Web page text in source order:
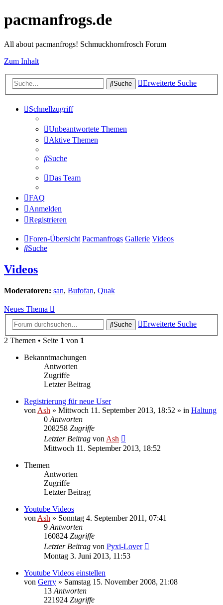
pacmanfrogs.de
All about pacmanfrogs! Schmuckhornfrosch Forum
Zum Inhalt
Suche Erweiterte Suche
Schnellzugriff
Unbeantwortete Themen
Aktive Themen
Suche
Das Team
FAQ
Anmelden
Registrieren
Foren-Übersicht Pacmanfrogs Gallerie Videos
Suche
Videos
Moderatoren: san, Bufofan, Quak
Neues Thema
Suche
Erweiterte Suche
2 Themen • Seite 1 von 1
Bekanntmachungen
Antworten
Zugriffe
Letzter Beitrag
Registrierung für neue User
von Ash » Mittwoch 11. September 2013, 18:52 » in Haltung
0 Antworten
208258 Zugriffe
Letzter Beitrag von Ash
Mittwoch 11. September 2013, 18:52
Themen
Antworten
Zugriffe
Letzter Beitrag
Youtube Videos
von Ash » Sonntag 4. September 2011, 07:41
9 Antworten
160824 Zugriffe
Letzter Beitrag von Pyxi-Lover
Montag 3. Juni 2013, 11:53
Youtube Videos einstellen
von Gerry » Samstag 15. November 2008, 21:08
13 Antworten
221924 Zugriffe